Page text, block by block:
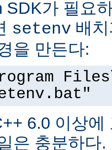
SDK가 필요
setenv 배
을 만든다:
6.0 이상에
은 충분하다